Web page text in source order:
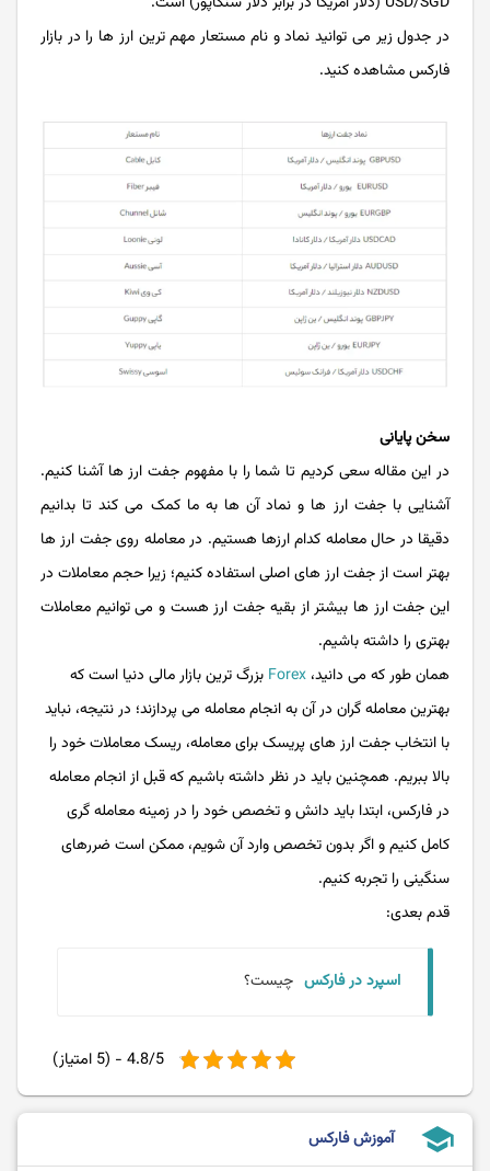
در جدول زیر می توانید نماد و نام مستعار مهم ترین ارز ها را در بازار
فارکس مشاهده کنید.
سخن پایانی
در این مقاله سعی کردیم تا شما را با مفهوم جفت ارز ها آشنا کنیم.
آشنایی با جفت ارز ها و نماد آن ها به ما کمک می کند تا بدانیم
دقیقا در حال معامله کدام ارزها هستیم. در معامله روی جفت ارز ها
بهتر است از جفت ارز های اصلی استفاده کنیم؛ زیرا حجم معاملات در
این جفت ارز ها بیشتر از بقیه جفت ارز هست و می توانیم معاملات
بهتری را داشته باشیم.
همان طور که می دانید، Forex بزرگ ترین بازار مالی دنیا است که
بهترین معامله گران در آن به انجام معامله می پردازند؛ در نتیجه، نباید
با انتخاب جفت ارز های پریسک برای معامله، ریسک معاملات خود را
بالا ببریم. همچنین باید در نظر داشته باشیم که قبل از انجام معامله
در فارکس، ابتدا باید دانش و تخصص خود را در زمینه معامله گری
کامل کنیم و اگر بدون تخصص وارد آن شویم، ممکن است ضررهای
سنگینی را تجربه کنیم.
قدم بعدی:
اسپرد در فارکس چیست؟
4.8/5 - (5 امتیاز)
school آموزش فارکس